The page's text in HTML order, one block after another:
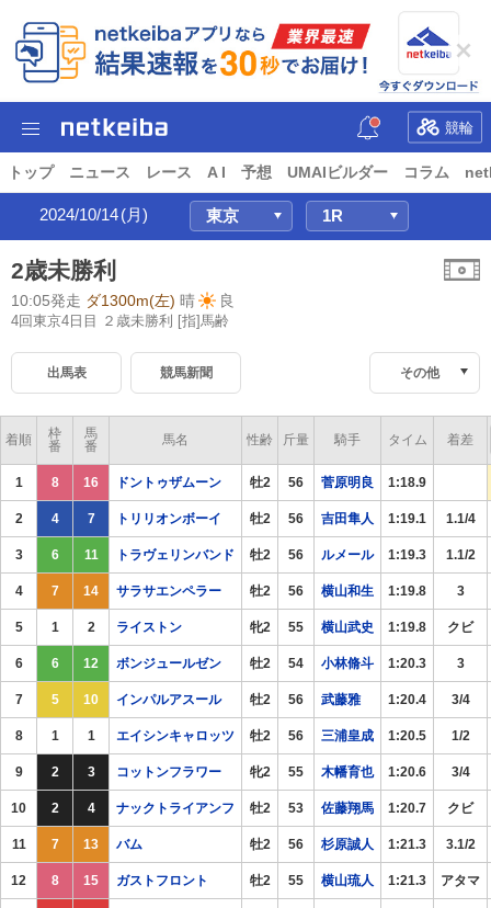
競輪
トップ ニュース レース A I 予想 UMAIビルダー コラム
2024/10/14(月)
2歳未勝利
10:05発走 ダ1300m(左) 晴 良
4回東京4日目 ２歳未勝利 [指]馬齢
出馬表 競馬新聞 その他
着順
枠
番
馬
番
馬名 性齢 斤量 騎手 タイム 着差
1 8 16 ドントゥザムーン 牡2 56 菅原明良 1:18.9
2 4 7 トリリオンボーイ 牡2 56 吉田隼人 1:19.1 1.1/4
3 6 11 トラヴェリンバンド 牡2 56 ルメール 1:19.3 1.1/2
4 7 14 サラサエンペラー 牡2 56 横山和生 1:19.8 3
5 1 2 ライストン 牝2 55 横山武史 1:19.8 クビ
6 6 12 ボンジュールゼン 牡2 54 小林脩斗 1:20.3 3
7 5 10 インパルアスール 牡2 56 武藤雅 1:20.4 3/4
8 1 1 エイシンキャロッツ 牡2 56 三浦皇成 1:20.5 1/2
9 2 3 コットンフラワー 牝2 55 木幡育也 1:20.6 3/4
10 2 4 ナックトライアンフ 牡2 53 佐藤翔馬 1:20.7 クビ
11 7 13 バム 牡2 56 杉原誠人 1:21.3 3.1/2
12 8 15 ガストフロント 牡2 55 横山琉人 1:21.3 アタマ